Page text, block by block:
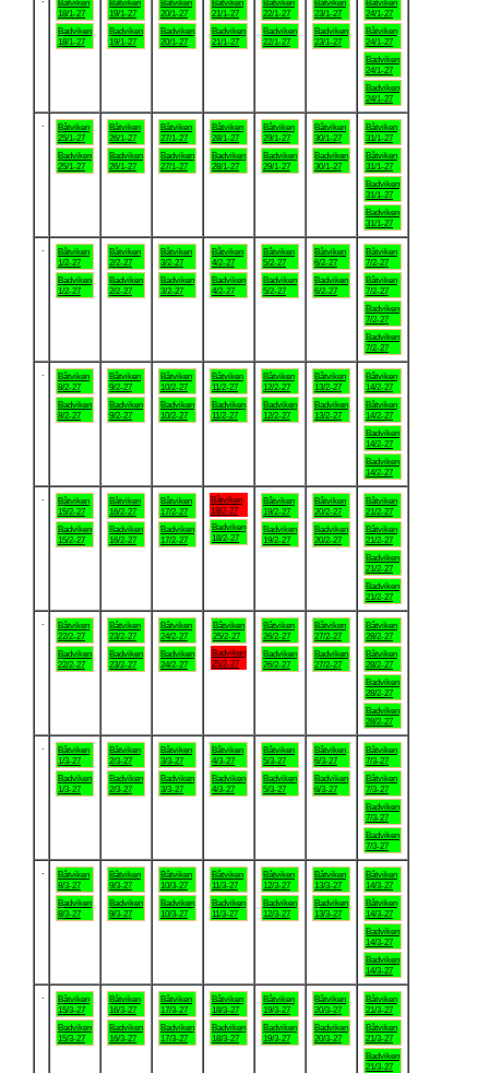
Båtviken
18/1-27
Badviken
18/1-27
Båtviken
19/1-27
Badviken
19/1-27
Båtviken
20/1-27
Badviken
20/1-27
Båtviken
21/1-27
Badviken
21/1-27
Båtviken
22/1-27
Badviken
22/1-27
Båtviken
23/1-27
Badviken
23/1-27
Båtviken
24/1-27
Båtviken
24/1-27
Badviken
24/1-27
Badviken
24/1-27
Båtviken
25/1-27
Badviken
25/1-27
Båtviken
26/1-27
Badviken
26/1-27
Båtviken
27/1-27
Badviken
27/1-27
Båtviken
28/1-27
Badviken
28/1-27
Båtviken
29/1-27
Badviken
29/1-27
Båtviken
30/1-27
Badviken
30/1-27
Båtviken
31/1-27
Båtviken
31/1-27
Badviken
31/1-27
Badviken
31/1-27
Båtviken
1/2-27
Badviken
1/2-27
Båtviken
2/2-27
Badviken
2/2-27
Båtviken
3/2-27
Badviken
3/2-27
Båtviken
4/2-27
Badviken
4/2-27
Båtviken
5/2-27
Badviken
5/2-27
Båtviken
6/2-27
Badviken
6/2-27
Båtviken
7/2-27
Båtviken
7/2-27
Badviken
7/2-27
Badviken
7/2-27
Båtviken
8/2-27
Badviken
8/2-27
Båtviken
9/2-27
Badviken
9/2-27
Båtviken
10/2-27
Badviken
10/2-27
Båtviken
11/2-27
Badviken
11/2-27
Båtviken
12/2-27
Badviken
12/2-27
Båtviken
13/2-27
Badviken
13/2-27
Båtviken
14/2-27
Båtviken
14/2-27
Badviken
14/2-27
Badviken
14/2-27
Båtviken
15/2-27
Badviken
15/2-27
Båtviken
16/2-27
Badviken
16/2-27
Båtviken
17/2-27
Badviken
17/2-27
Båtviken
18/2-27
Badviken
18/2-27
Båtviken
19/2-27
Badviken
19/2-27
Båtviken
20/2-27
Badviken
20/2-27
Båtviken
21/2-27
Båtviken
21/2-27
Badviken
21/2-27
Badviken
21/2-27
Båtviken
22/2-27
Badviken
22/2-27
Båtviken
23/2-27
Badviken
23/2-27
Båtviken
24/2-27
Badviken
24/2-27
Båtviken
25/2-27
Badviken
25/2-27
Båtviken
26/2-27
Badviken
26/2-27
Båtviken
27/2-27
Badviken
27/2-27
Båtviken
28/2-27
Båtviken
28/2-27
Badviken
28/2-27
Badviken
28/2-27
Båtviken
1/3-27
Badviken
1/3-27
Båtviken
2/3-27
Badviken
2/3-27
Båtviken
3/3-27
Badviken
3/3-27
Båtviken
4/3-27
Badviken
4/3-27
Båtviken
5/3-27
Badviken
5/3-27
Båtviken
6/3-27
Badviken
6/3-27
Båtviken
7/3-27
Båtviken
7/3-27
Badviken
7/3-27
Badviken
7/3-27
Båtviken
8/3-27
Badviken
8/3-27
Båtviken
9/3-27
Badviken
9/3-27
Båtviken
10/3-27
Badviken
10/3-27
Båtviken
11/3-27
Badviken
11/3-27
Båtviken
12/3-27
Badviken
12/3-27
Båtviken
13/3-27
Badviken
13/3-27
Båtviken
14/3-27
Båtviken
14/3-27
Badviken
14/3-27
Badviken
14/3-27
Båtviken
15/3-27
Badviken
15/3-27
Båtviken
16/3-27
Badviken
16/3-27
Båtviken
17/3-27
Badviken
17/3-27
Båtviken
18/3-27
Badviken
18/3-27
Båtviken
19/3-27
Badviken
19/3-27
Båtviken
20/3-27
Badviken
20/3-27
Båtviken
21/3-27
Båtviken
21/3-27
Badviken
21/3-27